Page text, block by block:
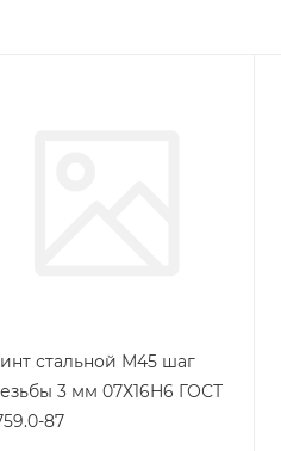
стальной М45 шаг
3 мм 07Х16Н6 ГОСТ
87